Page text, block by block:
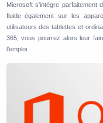
Microsoft s'intègre parfaitement
fluide également sur les
utilisateurs des tablettes et
365, vous pourrez alors leur
l’emploi.